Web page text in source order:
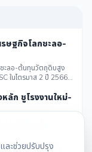
รษฐกิจโลกชะลอ-
ชะลอ-ต้นทุนวัตถุดิบสูง
ในไตรมาส 2 ปี 2566
ลัก ชูโรงงานใหม่-
วทรีชั่น เอสซี จำกัด
บ สารปรุงแต่ง และ
ยด
ละช่วยปรับปรุง